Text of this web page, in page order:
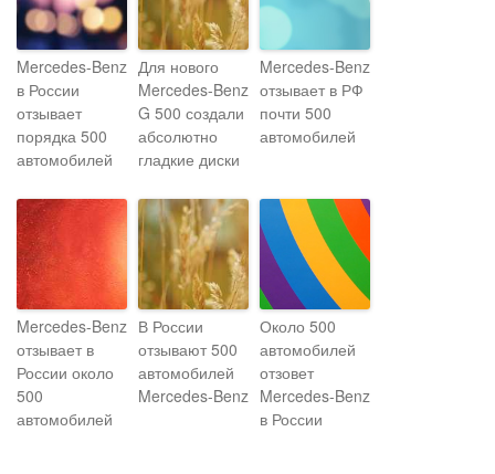
Mercedes-Benz
в России
отзывает
порядка 500
автомобилей
Для нового
Mercedes-Benz
G 500 создали
абсолютно
гладкие диски
Mercedes-Benz
отзывает в РФ
почти 500
автомобилей
Mercedes-Benz
отзывает в
России около
500
автомобилей
В России
отзывают 500
автомобилей
Mercedes-Benz
Около 500
автомобилей
отзовет
Mercedes-Benz
в России